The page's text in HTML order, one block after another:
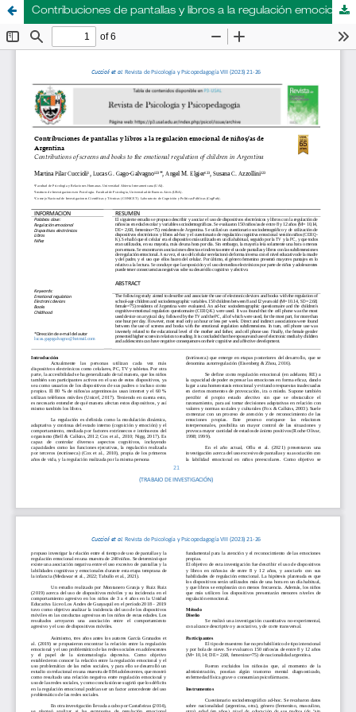
Contribuciones de pantallas y libros a la regulación emocional de niños/as de Argentina